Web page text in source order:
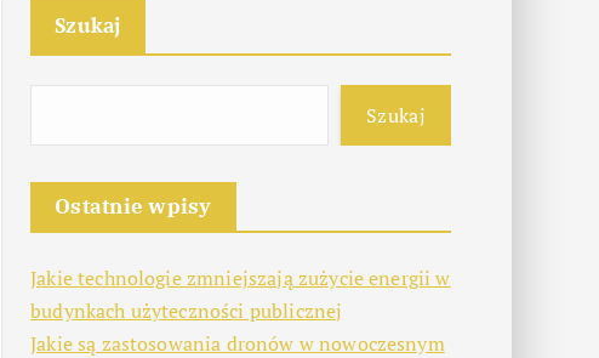
Szukaj
Szukaj
Ostatnie wpisy
Jakie technologie zmniejszają zużycie energii w
budynkach użyteczności publicznej
Jakie są zastosowania dronów w nowoczesnym